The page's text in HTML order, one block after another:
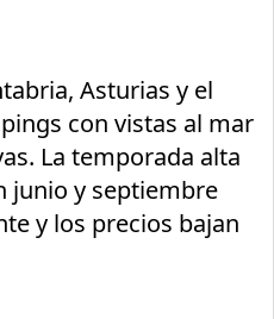
Asturias y el
con vistas al mar
La temporada alta
junio y septiembre
y los precios bajan